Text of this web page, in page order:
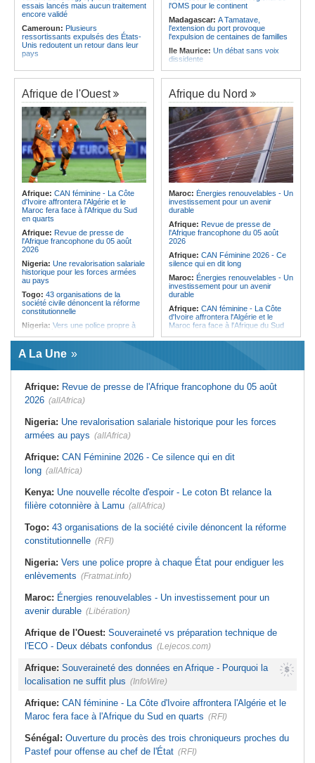
essais lancés mais aucun traitement
encore validé
Cameroun: Plusieurs
ressortissants expulsés des États-
Unis redoutent un retour dans leur
pays
Cameroun:Une campagne de
sensibilisation menée dans les
aéroports contre le trafic d'espèces
protégées
Congo-Kinshasa:« L'épidémie
d'Ebola ne montre aucun signe de
ralentissement »
Centrafrique:Reprise des
audiences criminelles après
plusieurs mois de retard
Congo-Kinshasa:Où en est le
projet d'échange de prisonniers
entre Kinshasa et l'AFC/M23?
Centrafrique:Incident au pays -
Les FACA récupèrent des armes
l'OMS pour le continent
Madagascar: A Tamatave,
l'extension du port provoque
l'expulsion de centaines de familles
Ile Maurice: Un débat sans voix
dissidente
Ile Maurice:Révision des frais de la
FSC - La crainte d'un coup de froid
sur la compétitivité
Ile Maurice:Fayzal Ally Beegun
dénonce des interpellations «sans
dignité»
Ile Maurice:Migration - Le pays
face au défi de la main-d'oeuvre de
demain
Ile Maurice:Plus d'émissions,
moins d'eau, toujours accro aux
fossiles - Le bilan climatique dans le
rouge
Ile Maurice:Le pays et l'Arabie
saoudite renforcent leur coopération
Afrique de l'Ouest
Afrique: CAN féminine - La Côte
d'Ivoire affrontera l'Algérie et le
Maroc fera face à l'Afrique du Sud
en quarts
Afrique: Revue de presse de
l'Afrique francophone du 05 août
2026
Nigeria: Une revalorisation salariale
historique pour les forces armées
au pays
Togo: 43 organisations de la
société civile dénoncent la réforme
constitutionnelle
Nigeria: Vers une police propre à
enlèvements
Afrique de l'Ouest:
Deux débats confondus
Afrique:CAN féminine - La Côte
d'Ivoire affrontera l'Algérie et le
Maroc fera face à l'Afrique du Sud
Sénégal:Ouverture du procès des
trois chroniqueurs proches du
Pastef pour offense au chef de l'État
Mali:La Cour suprême rejette la
demande de libération du militant
Clément Dembélé
Guinée:
Polémique autour des
vacances du président Doumbouya
en Grèce - Opposition et citoyens
Afrique du Nord
Maroc: Énergies renouvelables - Un
investissement pour un avenir
durable
Afrique: Revue de presse de
l'Afrique francophone du 05 août
2026
Afrique: CAN Féminine 2026 - Ce
silence qui en dit long
Maroc: Énergies renouvelables - Un
investissement pour un avenir
durable
Afrique: CAN féminine - La Côte
d'Ivoire affrontera l'Algérie et le
Maroc fera face à l'Afrique du Sud
endémique à Radès oblige le
avoir prévenu l'Espagne des risques
avant la crise migratoire
économique et diplomatique
au premier semestre
A La Une
Afrique: Revue de presse de l'Afrique francophone du 05 août
2026 (allAfrica)
Nigeria: Une revalorisation salariale historique pour les forces
armées au pays (allAfrica)
Afrique: CAN Féminine 2026 - Ce silence qui en dit
long (allAfrica)
Kenya: Une nouvelle récolte d'espoir - Le coton Bt relance la
filière cotonnière à Lamu (allAfrica)
Togo: 43 organisations de la société civile dénoncent la réforme
constitutionnelle (RFI)
Nigeria: Vers une police propre à chaque État pour endiguer les
enlèvements (Fratmat.info)
Maroc: Énergies renouvelables - Un investissement pour un
avenir durable (Libération)
Afrique de l'Ouest: Souveraineté vs préparation technique de
l'ECO - Deux débats confondus (Lejecos.com)
Afrique: Souveraineté des données en Afrique - Pourquoi la
localisation ne suffit plus (InfoWire)
Afrique: CAN féminine - La Côte d'Ivoire affrontera l'Algérie et le
Maroc fera face à l'Afrique du Sud en quarts (RFI)
Sénégal: Ouverture du procès des trois chroniqueurs proches du
Pastef pour offense au chef de l'État (RFI)